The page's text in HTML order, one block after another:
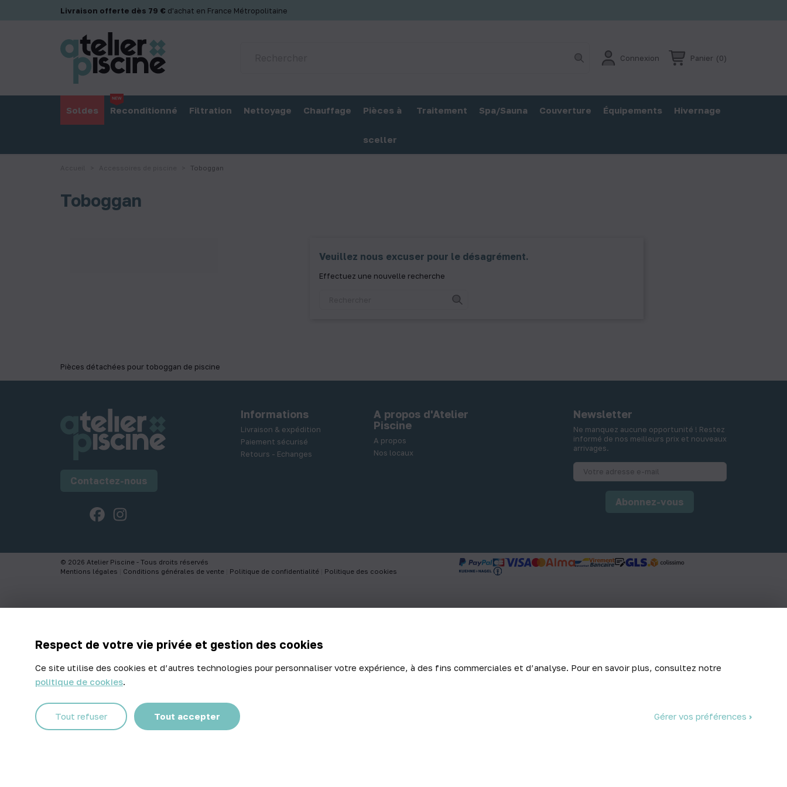
Respect de votre vie privée et gestion des cookies
Ce site utilise des cookies et d’autres technologies pour personnaliser votre expérience, à des fins commerciales et d’analyse. Pour en savoir plus, consultez notre
politique de cookies.
Tout accepter
Tout refuser Gérer vos préférences
Livraison offerte dès 79 € d'achat en France Métropolitaine
Connexion Panier (0)
Soldes Reconditionné Filtration Nettoyage Chauffage Pièces à
sceller
Traitement Spa/Sauna Couverture Équipements Hivernage
Toboggan
Toboggan
Veuillez nous excuser pour le désagrément.
Effectuez une nouvelle recherche
Pièces détachées pour toboggan de piscine
Contactez-nous
Facebook
Informations
Livraison & expédition
Paiement sécurisé
Retours - Echanges
A propos d'Atelier
Piscine
A propos
Nos locaux
Newsletter
Ne manquez aucune opportunité ! Restez
informé de nos meilleurs prix et nouveaux
arrivages.
Abonnez-vous
© 2026 Atelier Piscine - Tous droits réservés
Mentions légales
Conditions générales de vente Politique de confidentialité Politique des cookies